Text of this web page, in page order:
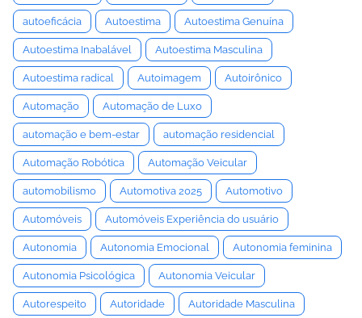
autoeficácia Autoestima Autoestima Genuína
Autoestima Inabalável Autoestima Masculina
Autoestima radical Autoimagem Autoirônico
Automação Automação de Luxo
automação e bem-estar automação residencial
Automação Robótica Automação Veicular
automobilismo Automotiva 2025 Automotivo
Automóveis Automóveis Experiência do usuário
Autonomia Autonomia Emocional Autonomia feminina
Autonomia Psicológica Autonomia Veicular
Autorespeito Autoridade Autoridade Masculina